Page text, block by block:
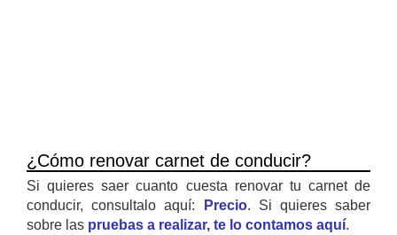
¿Cómo renovar carnet de conducir?
Si quieres saer cuanto cuesta renovar tu carnet de
conducir, consultalo aquí:
Precio. Si quieres saber
sobre las pruebas a realizar, te lo contamos aquí.